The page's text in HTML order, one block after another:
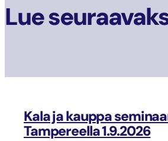
Lue
Kala ja kauppa
Tampereella 1.9.2026